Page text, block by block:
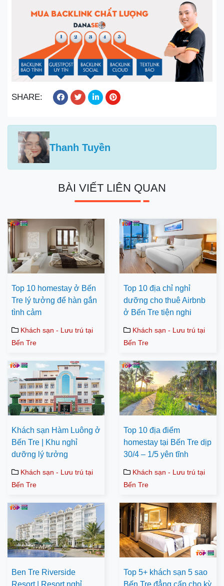
SHARE:
Thanh Tuyền
BÀI VIẾT LIÊN QUAN
Top 10 homestay ở Bến
Tre lý tưởng để hàn gắn
tình cảm
Khách sạn - Lưu trú tại
Bến Tre
Top 10 địa chỉ nghỉ
dưỡng cho thuê Airbnb
ở Bến Tre tiện nghi
Khách sạn - Lưu trú tại
Bến Tre
Khách sạn Hàm Luông ở
Bến Tre | Khu nghỉ
dưỡng lý tưởng
Khách sạn - Lưu trú tại
Bến Tre
Top 10 địa điểm
homestay tại Bến Tre dịp
30/4 – 1/5 yên tĩnh
Khách sạn - Lưu trú tại
Bến Tre
Ben Tre Riverside
Top 5+ khách sạn 5 sao